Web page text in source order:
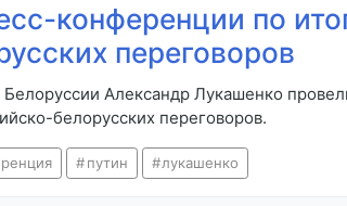
конференции по
переговоров
Александр Лукашенко
белорусских переговоров.
путин лукашенко